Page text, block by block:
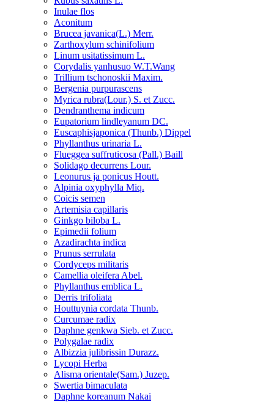
Inulae flos
Aconitum
Brucea javanica(L.) Merr.
Zarthoxylum schinifolium
Linum usitatissimum L.
Corydalis yanhusuo W.T.Wang
Trillium tschonoskii Maxim.
Bergenia purpurascens
Myrica rubra(Lour.) S. et Zucc.
Dendranthema indicum
Eupatorium lindleyanum DC.
Euscaphisjaponica (Thunb.) Dippel
Phyllanthus urinaria L.
Flueggea suffruticosa (Pall.) Baill
Solidago decurrens Lour.
Leonurus ja ponicus Houtt.
Alpinia oxyphylla Miq.
Coicis semen
Artemisia capillaris
Ginkgo biloba L.
Epimedii folium
Azadirachta indica
Prunus serrulata
Cordyceps militaris
Camellia oleifera Abel.
Phyllanthus emblica L.
Derris trifoliata
Houttuynia cordata Thunb.
Curcumae radix
Daphne genkwa Sieb. et Zucc.
Polygalae radix
Albizzia julibrissin Durazz.
Lycopi Herba
Alisma orientale(Sam.) Juzep.
Swertia bimaculata
Daphne koreanum Nakai